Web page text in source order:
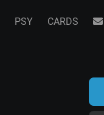
PSY CARDS